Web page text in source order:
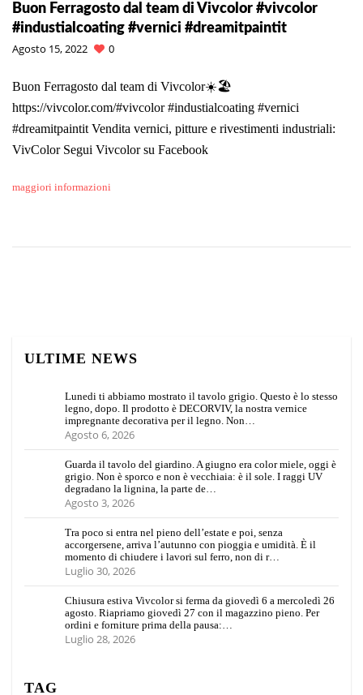
Buon Ferragosto dal team di Vivcolor #vivcolor
#industialcoating #vernici #dreamitpaintit
Agosto 15, 2022
0
Buon Ferragosto dal team di Vivcolor☀️🏖
https://vivcolor.com/#vivcolor #industialcoating #vernici
#dreamitpaintit Vendita vernici, pitture e rivestimenti industriali:
VivColor Segui Vivcolor su Facebook
maggiori informazioni
ULTIME NEWS
Lunedi ti abbiamo mostrato il tavolo grigio. Questo è lo stesso
legno, dopo. Il prodotto è DECORVIV, la nostra vernice
impregnante decorativa per il legno. Non…
Agosto 6, 2026
Guarda il tavolo del giardino. A giugno era color miele, oggi è
grigio. Non è sporco e non è vecchiaia: è il sole. I raggi UV
degradano la lignina, la parte de…
Agosto 3, 2026
Tra poco si entra nel pieno dell’estate e poi, senza
accorgersene, arriva l’autunno con pioggia e umidità. È il
momento di chiudere i lavori sul ferro, non di r…
Luglio 30, 2026
Chiusura estiva Vivcolor si ferma da giovedì 6 a mercoledì 26
agosto. Riapriamo giovedì 27 con il magazzino pieno. Per
ordini e forniture prima della pausa:…
Luglio 28, 2026
TAG